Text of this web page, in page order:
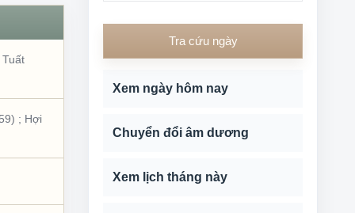
Tuất
; Hợi
Tra cứu ngày
Xem ngày hôm nay
Chuyển đổi âm dương
Xem lịch tháng này